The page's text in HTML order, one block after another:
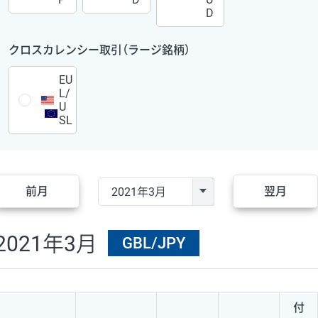
D
クロスカレンシー取引（ラージ銘柄）
EU
L/
U
SL
前月 翌月
年3月 GBL/JPY
付